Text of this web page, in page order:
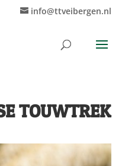
info@ttveibergen.nl
TOUWTREK